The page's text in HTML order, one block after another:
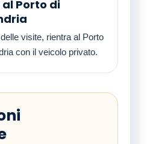
Porto di
visite, rientra al Porto
con il veicolo privato.